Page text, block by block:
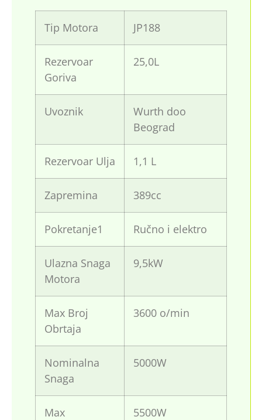
Tip Motora JP188
Rezervoar
Goriva
25,0L
Uvoznik
Wurth doo
Beograd
Rezervoar Ulja 1,1 L
Zapremina 389cc
Pokretanje1 Ručno i elektro
Ulazna Snaga
Motora
9,5kW
Max Broj
Obrtaja
3600 o/min
Nominalna
Snaga
5000W
Max
5500W